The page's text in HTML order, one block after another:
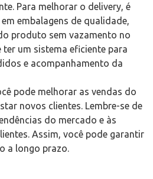
Para melhorar o delivery, é
embalagens de qualidade,
produto sem vazamento no
um sistema eficiente para
e acompanhamento da
pode melhorar as vendas do
novos clientes. Lembre-se de
do mercado e às
Assim, você pode garantir
a longo prazo.